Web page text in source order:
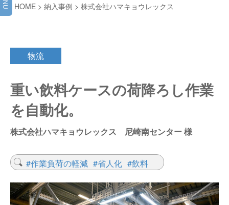
コンベヤ機器の技術情報
GTPシステム
仕分けシステム
ピッキングシステム
保管システム
パレタイズ・デパレタイズシステム
バンニング・デバンニングシステム
物流
通販
食品
会社情報
企業理念
会社概要
事業所一覧
オークラグループ
事業紹介
沿革
採用情報
オークラミュージアム
新着情報
生産終了品
オークラ育英財団
プライバシーポリシー
HOME > 納入事例 > 株式会社ハマキョウレックス
物流
重い飲料ケースの荷降ろし作業
を自動化。
株式会社ハマキョウレックス 尼崎南センター 様
#作業負荷の軽減 #省人化 #飲料